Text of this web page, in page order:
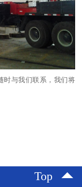
时与我们联系，我们将
Top